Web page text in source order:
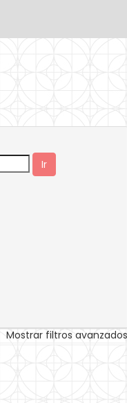
Mostrar filtros avanzados